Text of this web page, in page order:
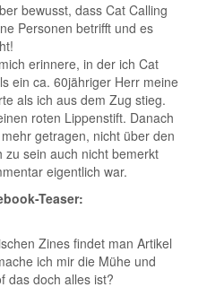
bewusst, dass Cat Calling
Personen betrifft und es
erinnere, in der ich Cat
ein ca. 60jähriger Herr meine
als ich aus dem Zug stieg.
roten Lippenstift. Danach
getragen, nicht über den
zu sein auch nicht bemerkt
eigentlich war.
Teaser:
Zines findet man Artikel
ich mir die Mühe und
das doch alles ist?